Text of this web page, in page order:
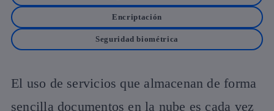
Encriptación
Seguridad biométrica
El uso de servicios que almacenan de forma
sencilla documentos en la nube es cada vez